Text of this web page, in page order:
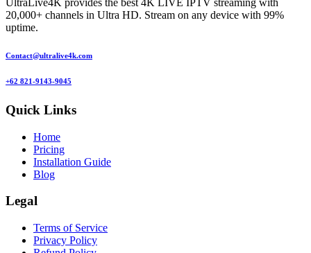
UltraLive4K provides the best 4K LIVE IPTV streaming with
20,000+ channels in Ultra HD. Stream on any device with 99%
uptime.
Contact@ultralive4k.com
+62 821-9143-9045
Quick Links
Home
Pricing
Installation Guide
Blog
Legal
Terms of Service
Privacy Policy